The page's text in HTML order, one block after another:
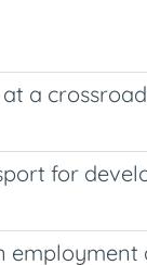
a
for
employment